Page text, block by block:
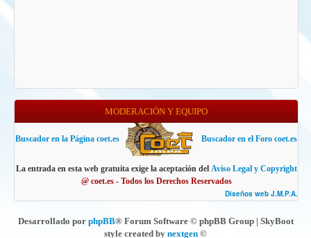
MODERACIÓN Y EQUIPO
Buscador en la Página coet.es Buscador en el Foro coet.es
La entrada en esta web gratuita exige la aceptación del Aviso Legal y Copyright
@ coet.es - Todos los Derechos Reservados
Diseños web J.M.P.A.
Desarrollado por phpBB® Forum Software © phpBB Group | SkyBoot
style created by nextgen ©